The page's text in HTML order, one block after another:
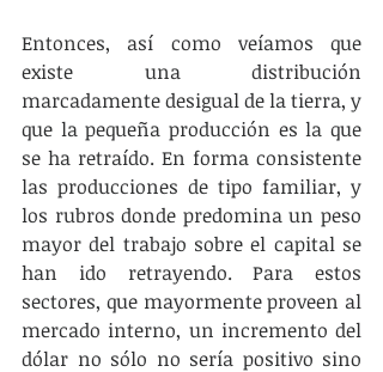
Entonces, así como veíamos que
existe una distribución
marcadamente desigual de la tierra, y
que la pequeña producción es la que
se ha retraído. En forma consistente
las producciones de tipo familiar, y
los rubros donde predomina un peso
mayor del trabajo sobre el capital se
han ido retrayendo. Para estos
sectores, que mayormente proveen al
mercado interno, un incremento del
dólar no sólo no sería positivo sino